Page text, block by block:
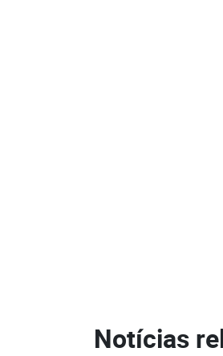
Notícias